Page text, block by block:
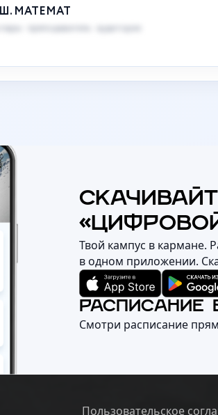
МАТЕМАТ
пары · преподаватель · аудитория
Твой кампус в кармане.
в одном приложении.
РАСПИСАНИЕ
Смотри расписание
Пользовательское